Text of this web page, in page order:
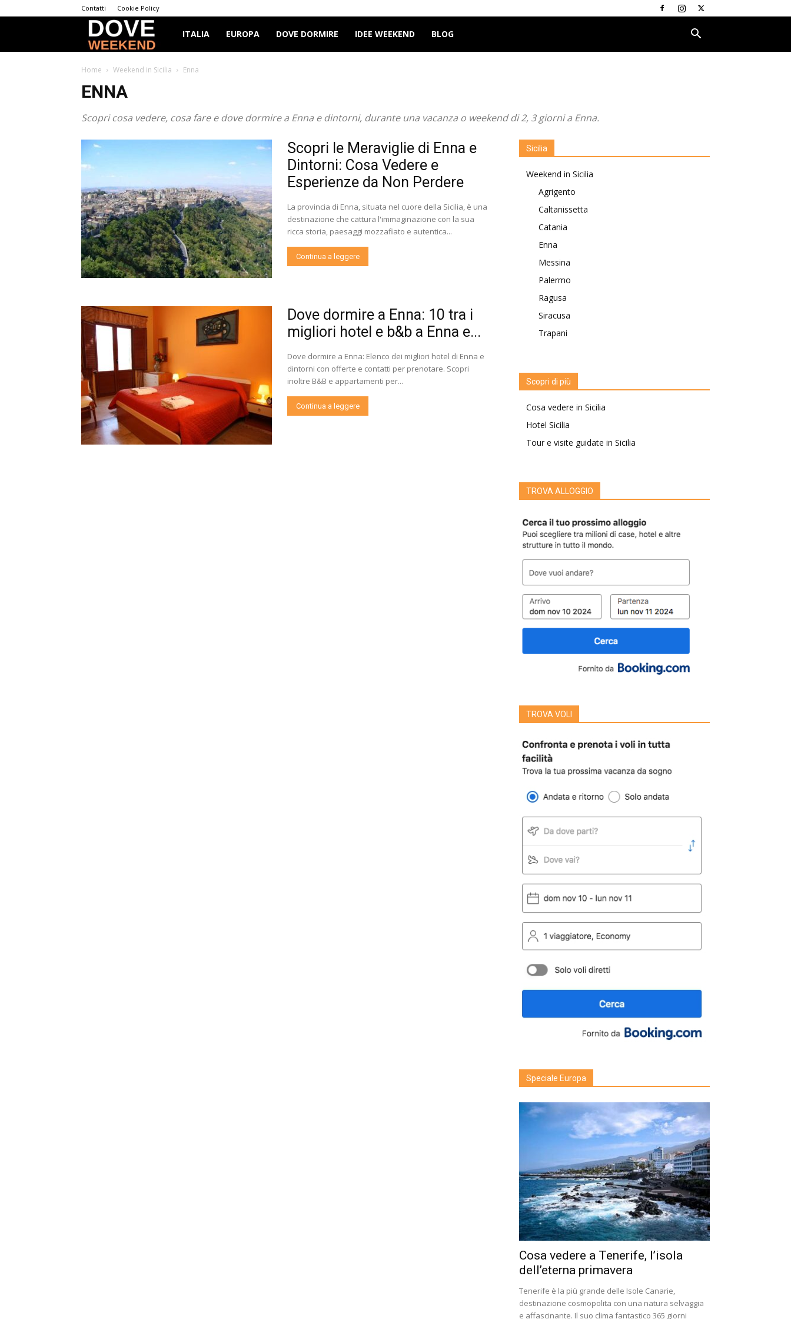
Contatti Cookie Policy
Dove
Weekend
ITALIA EUROPA DOVE DORMIRE IDEE WEEKEND BLOG
Home Weekend in Sicilia Enna
ENNA
Scopri cosa vedere, cosa fare e dove dormire a Enna e dintorni, durante una vacanza o weekend di 2, 3 giorni a Enna.
Scopri le Meraviglie di Enna e
Dintorni: Cosa Vedere e
Esperienze da Non Perdere
La provincia di Enna, situata nel cuore della Sicilia, è una
destinazione che cattura l'immaginazione con la sua
ricca storia, paesaggi mozzafiato e autentica...
Continua a leggere
Dove dormire a Enna: 10 tra i
migliori hotel e b&b a Enna e...
Dove dormire a Enna: Elenco dei migliori hotel di Enna e
dintorni con offerte e contatti per prenotare. Scopri
inoltre B&B e appartamenti per...
Continua a leggere
Sicilia
Weekend in Sicilia
Agrigento
Caltanissetta
Catania
Enna
Messina
Palermo
Ragusa
Siracusa
Trapani
Scopri di più
Cosa vedere in Sicilia
Hotel Sicilia
Tour e visite guidate in Sicilia
TROVA ALLOGGIO
TROVA VOLI
Speciale Europa
Cosa vedere a Tenerife, l’isola
dell’eterna primavera
Tenerife è la più grande delle Isole Canarie,
destinazione cosmopolita con una natura selvaggia
e affascinante. Il suo clima fantastico 365 giorni